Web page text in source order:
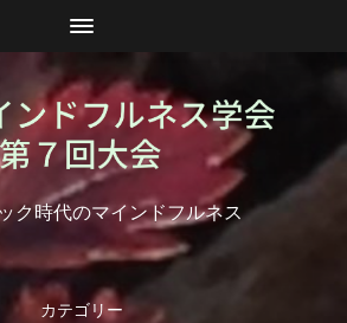
ク時代のマインドフルネス
カテゴリー